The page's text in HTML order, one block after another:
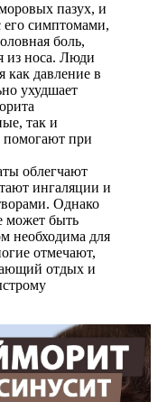
пазух, и
его симптомами,
боль,
из носа. Люди
давление в
ухудшает
так и
при
облегчают
ингаляции и
Однако
может быть
необходима для
отмечают,
отдых и